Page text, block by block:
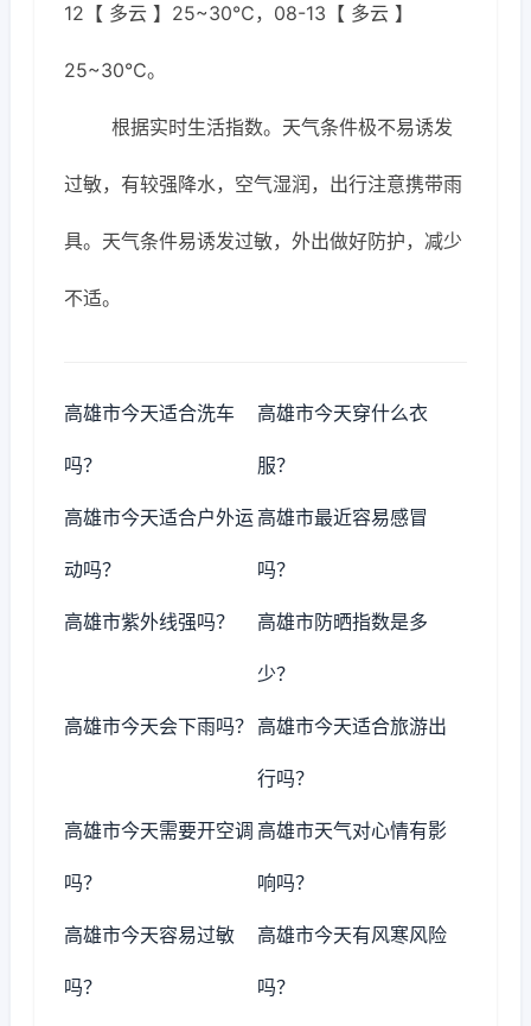
12【 多云 】25~30℃，08-13【 多云 】
25~30℃。
根据实时生活指数。天气条件极不易诱发
过敏，有较强降水，空气湿润，出行注意携带雨
具。天气条件易诱发过敏，外出做好防护，减少
不适。
高雄市今天适合洗车
吗？
高雄市今天穿什么衣
服？
高雄市今天适合户外运
动吗？
高雄市最近容易感冒
吗？
高雄市紫外线强吗？ 高雄市防晒指数是多
少？
高雄市今天会下雨吗？ 高雄市今天适合旅游出
行吗？
高雄市今天需要开空调
吗？
高雄市天气对心情有影
响吗？
高雄市今天容易过敏
吗？
高雄市今天有风寒风险
吗？